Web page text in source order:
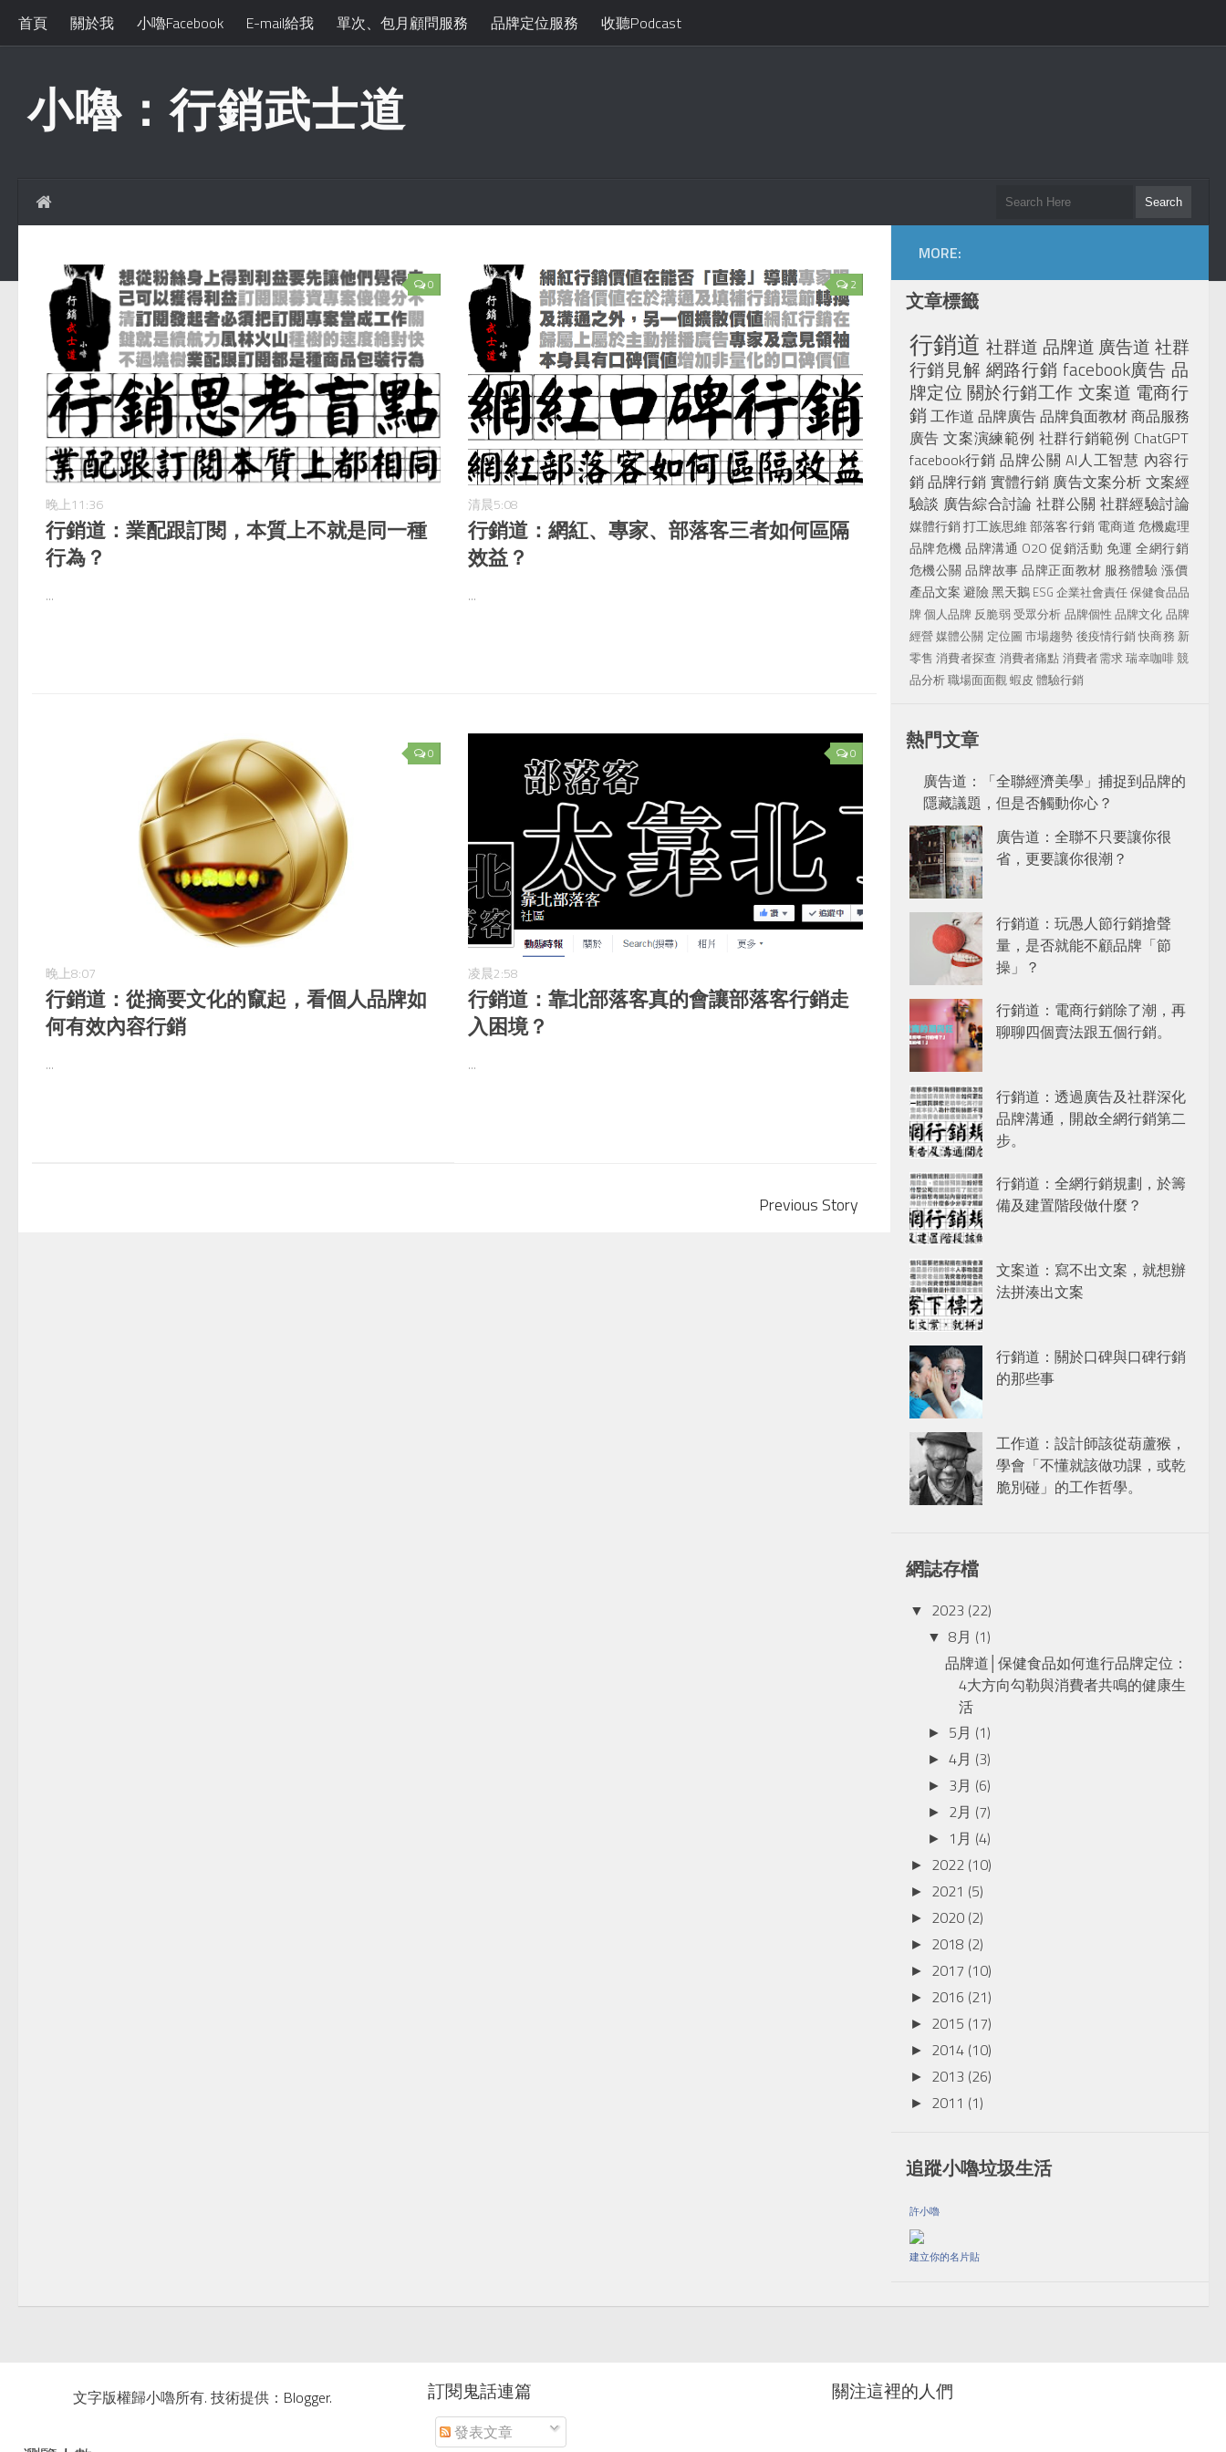
首頁 關於我 小嚕Facebook E-mail給我 單次、包月顧問服務 品牌定位服務 收聽Podcast
小嚕：行銷武士道
0
晚上11:36
行銷道：業配跟訂閱，本質上不就是同一種
行為？
...
2
清晨5:08
行銷道：網紅、專家、部落客三者如何區隔
效益？
...
0
晚上8:07
行銷道：從摘要文化的竄起，看個人品牌如
何有效內容行銷
...
0
凌晨2:58
行銷道：靠北部落客真的會讓部落客行銷走
入困境？
...
Previous Story
MORE:
文章標籤
行銷道 社群道 品牌道 廣告道 社群
行銷見解 網路行銷 facebook廣告 品
牌定位關於行銷工作 文案道 電商行
銷 工作道 品牌廣告品牌負面教材商品服務
廣告 文案演練範例 社群行銷範例 ChatGPT
facebook行銷 品牌公關 AI人工智慧 內容行
銷品牌行銷 實體行銷 廣告文案分析 文案經
驗談 廣告綜合討論 社群公關 社群經驗討論
媒體行銷打工族思維部落客行銷電商道危機處理
品牌危機品牌溝通 O2O促銷活動 免運 全網行銷
危機公關 品牌故事品牌正面教材服務體驗漲價
產品文案避險黑天鵝 ESG 企業社會責任保健食品品
牌 個人品牌 反脆弱受眾分析 品牌個性品牌文化 品牌
經營媒體公關 定位圖 市場趨勢 後疫情行銷快商務 新
零售 消費者探查 消費者痛點 消費者需求瑞幸咖啡競
品分析職場面面觀蝦皮 體驗行銷
熱門文章
廣告道：「全聯經濟美學」捕捉到品牌的
隱藏議題，但是否觸動你心？
廣告道：全聯不只要讓你很
省，更要讓你很潮？
行銷道：玩愚人節行銷搶聲
量，是否就能不顧品牌「節
操」？
行銷道：電商行銷除了潮，再
聊聊四個賣法跟五個行銷。
行銷道：透過廣告及社群深化
品牌溝通，開啟全網行銷第二
步。
行銷道：全網行銷規劃，於籌
備及建置階段做什麼？
文案道：寫不出文案，就想辦
法拼湊出文案
行銷道：關於口碑與口碑行銷
的那些事
工作道：設計師該從葫蘆猴，
學會「不懂就該做功課，或乾
脆別碰」的工作哲學。
網誌存檔
▼ 2023 (22)
▼ 8月 (1)
品牌道│保健食品如何進行品牌定位：
4大方向勾勒與消費者共鳴的健康生
活
► 5月 (1)
► 4月 (3)
► 3月 (6)
► 2月 (7)
► 1月 (4)
► 2022 (10)
► 2021 (5)
► 2020 (2)
► 2018 (2)
► 2017 (10)
► 2016 (21)
► 2015 (17)
► 2014 (10)
► 2013 (26)
► 2011 (1)
追蹤小嚕垃圾生活
許小嚕
建立你的名片貼
文字版權歸小嚕所有. 技術提供： Blogger. 訂閱鬼話連篇
發表文章
關注這裡的人們